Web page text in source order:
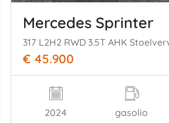
Mercedes Sprinter
€ 45.900
2024 gasolio